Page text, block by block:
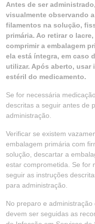
Antes de ser
visualmente observando
filamentos na solução,
primária. Ao retirar o
comprimir a embalagem
ela está íntegra, em caso
utilizar. Após aberto, usar
estéril do medicamento.
Se for necessária
descritas a seguir antes de
administração.
Verificar se existem
embalagem primária com
solução, descartar a
estar comprometida. Se for
seguir as instruções
para administração.
No preparo e administração
devem ser seguidas as